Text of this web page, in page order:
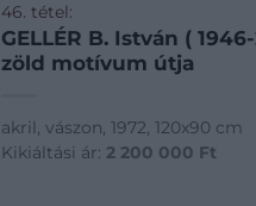
46. tétel:
GELLÉR B. István (
zöld motívum útja
akril, vászon, 1972, 120x90 cm
Kikiáltási ár: 2 200 000 Ft